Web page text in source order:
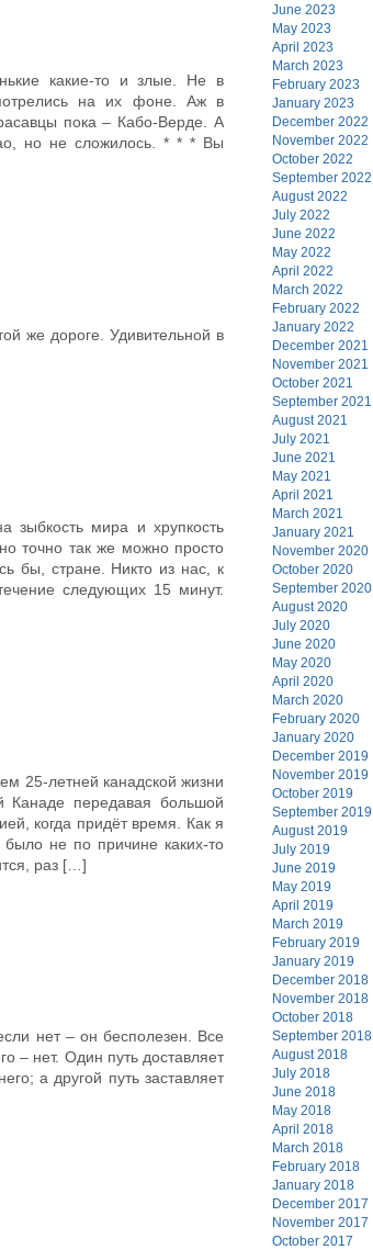
какие-то и злые. Не в
на их фоне. Аж в
пока – Кабо-Верде. А
но не сложилось. * * * Вы
же дороге. Удивительной в
зыбкость мира и хрупкость
точно так же можно просто
бы, стране. Никто из нас, к
следующих 15 минут.
25-летней канадской жизни
Канаде передавая большой
когда придёт время. Как я
не по причине каких-то
раз […]
нет – он бесполезен. Все
– нет. Один путь доставляет
а другой путь заставляет
June 2023
May 2023
April 2023
March 2023
February 2023
January 2023
December 2022
November 2022
October 2022
September 2022
August 2022
July 2022
June 2022
May 2022
April 2022
March 2022
February 2022
January 2022
December 2021
November 2021
October 2021
September 2021
August 2021
July 2021
June 2021
May 2021
April 2021
March 2021
January 2021
November 2020
October 2020
September 2020
August 2020
July 2020
June 2020
May 2020
April 2020
March 2020
February 2020
January 2020
December 2019
November 2019
October 2019
September 2019
August 2019
July 2019
June 2019
May 2019
April 2019
March 2019
February 2019
January 2019
December 2018
November 2018
October 2018
September 2018
August 2018
July 2018
June 2018
May 2018
April 2018
March 2018
February 2018
January 2018
December 2017
November 2017
October 2017